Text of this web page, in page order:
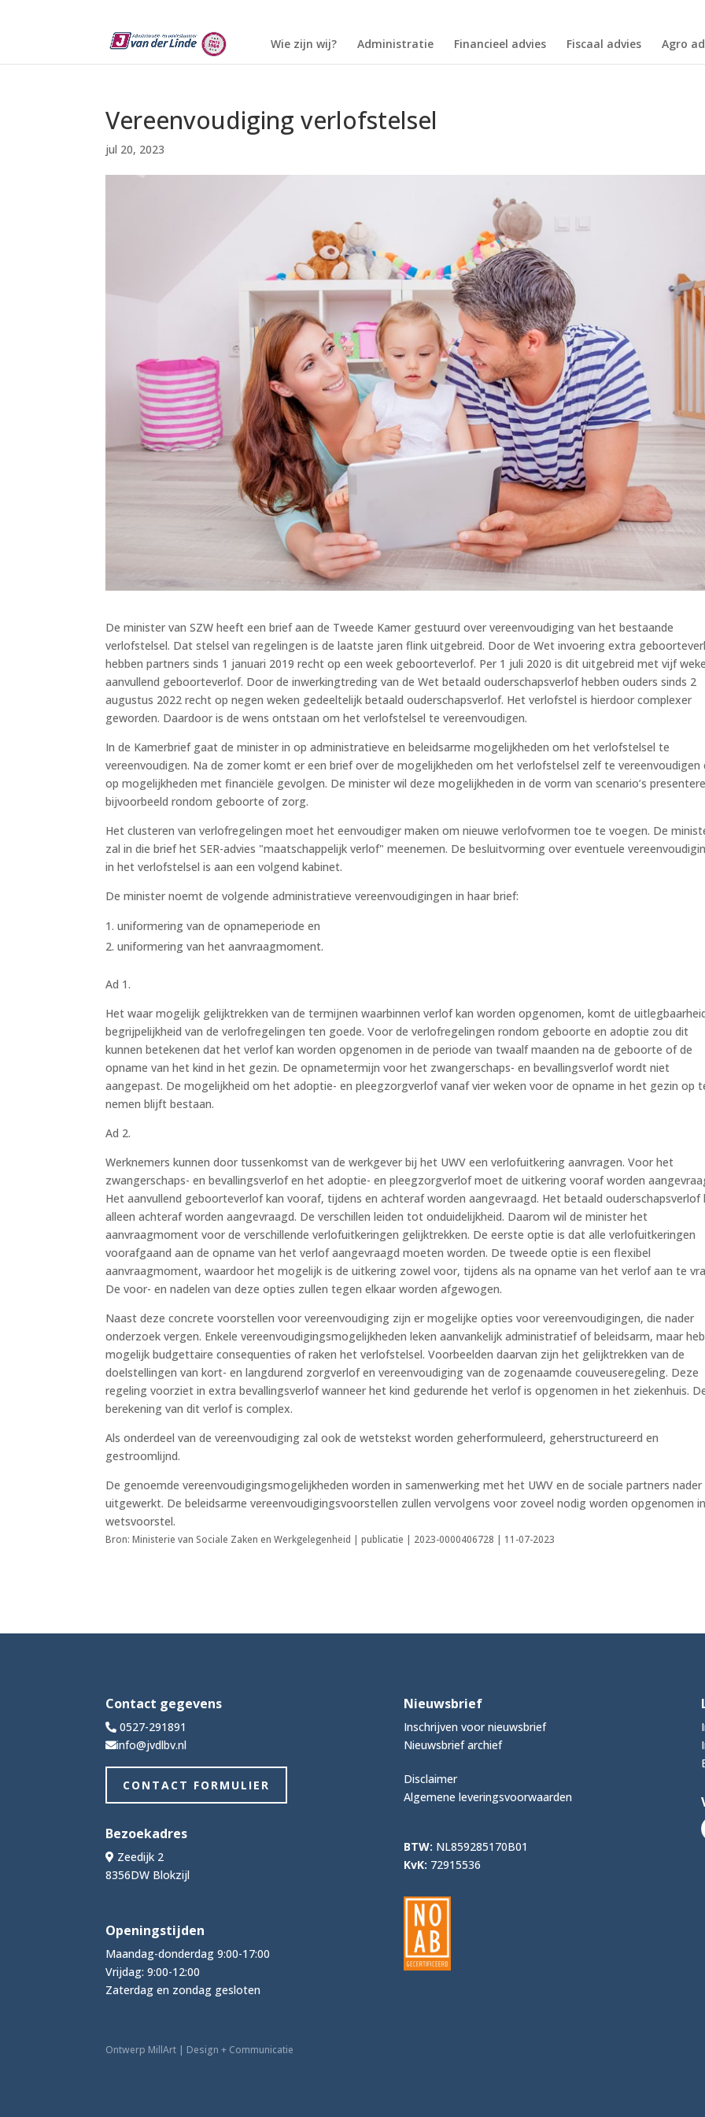
Wie zijn wij? Administratie Financieel advies Fiscaal advies Agro
Vereenvoudiging verlofstelsel
jul 20, 2023
De minister van SZW heeft een brief aan de Tweede Kamer gestuurd over vereenvoudiging van het bestaande
verlofstelsel. Dat stelsel van regelingen is de laatste jaren flink uitgebreid. Door de Wet invoering extra
hebben partners sinds 1 januari 2019 recht op een week geboorteverlof. Per 1 juli 2020 is dit uitgebreid met vijf
aanvullend geboorteverlof. Door de inwerkingtreding van de Wet betaald ouderschapsverlof hebben ouders sinds 2
augustus 2022 recht op negen weken gedeeltelijk betaald ouderschapsverlof. Het verlofstel is hierdoor complexer
geworden. Daardoor is de wens ontstaan om het verlofstelsel te vereenvoudigen.
In de Kamerbrief gaat de minister in op administratieve en beleidsarme mogelijkheden om het verlofstelsel te
vereenvoudigen. Na de zomer komt er een brief over de mogelijkheden om het verlofstelsel zelf te vereenvoudigen
op mogelijkheden met financiële gevolgen. De minister wil deze mogelijkheden in de vorm van scenario’s
bijvoorbeeld rondom geboorte of zorg.
Het clusteren van verlofregelingen moet het eenvoudiger maken om nieuwe verlofvormen toe te voegen. De
zal in die brief het SER-advies "maatschappelijk verlof" meenemen. De besluitvorming over eventuele
in het verlofstelsel is aan een volgend kabinet.
De minister noemt de volgende administratieve vereenvoudigingen in haar brief:
uniformering van de opnameperiode en
uniformering van het aanvraagmoment.
Ad 1.
Het waar mogelijk gelijktrekken van de termijnen waarbinnen verlof kan worden opgenomen, komt de
begrijpelijkheid van de verlofregelingen ten goede. Voor de verlofregelingen rondom geboorte en adoptie zou dit
kunnen betekenen dat het verlof kan worden opgenomen in de periode van twaalf maanden na de geboorte of de
opname van het kind in het gezin. De opnametermijn voor het zwangerschaps- en bevallingsverlof wordt niet
aangepast. De mogelijkheid om het adoptie- en pleegzorgverlof vanaf vier weken voor de opname in het gezin op
nemen blijft bestaan.
Ad 2.
Werknemers kunnen door tussenkomst van de werkgever bij het UWV een verlofuitkering aanvragen. Voor het
zwangerschaps- en bevallingsverlof en het adoptie- en pleegzorgverlof moet de uitkering vooraf worden
Het aanvullend geboorteverlof kan vooraf, tijdens en achteraf worden aangevraagd. Het betaald ouderschapsverlof
alleen achteraf worden aangevraagd. De verschillen leiden tot onduidelijkheid. Daarom wil de minister het
aanvraagmoment voor de verschillende verlofuitkeringen gelijktrekken. De eerste optie is dat alle verlofuitkeringen
voorafgaand aan de opname van het verlof aangevraagd moeten worden. De tweede optie is een flexibel
aanvraagmoment, waardoor het mogelijk is de uitkering zowel voor, tijdens als na opname van het verlof aan te
De voor- en nadelen van deze opties zullen tegen elkaar worden afgewogen.
Naast deze concrete voorstellen voor vereenvoudiging zijn er mogelijke opties voor vereenvoudigingen, die nader
onderzoek vergen. Enkele vereenvoudigingsmogelijkheden leken aanvankelijk administratief of beleidsarm, maar
mogelijk budgettaire consequenties of raken het verlofstelsel. Voorbeelden daarvan zijn het gelijktrekken van de
doelstellingen van kort- en langdurend zorgverlof en vereenvoudiging van de zogenaamde couveuseregeling. Deze
regeling voorziet in extra bevallingsverlof wanneer het kind gedurende het verlof is opgenomen in het ziekenhuis.
berekening van dit verlof is complex.
Als onderdeel van de vereenvoudiging zal ook de wetstekst worden geherformuleerd, geherstructureerd en
gestroomlijnd.
De genoemde vereenvoudigingsmogelijkheden worden in samenwerking met het UWV en de sociale partners nader
uitgewerkt. De beleidsarme vereenvoudigingsvoorstellen zullen vervolgens voor zoveel nodig worden opgenomen
wetsvoorstel.
Bron: Ministerie van Sociale Zaken en Werkgelegenheid | publicatie | 2023-0000406728 | 11-07-2023
Contact gegevens
0527-291891
info@jvdlbv.nl
CONTACT FORMULIER
Bezoekadres
Zeedijk 2
8356DW Blokzijl
Openingstijden
Maandag-donderdag 9:00-17:00
Vrijdag: 9:00-12:00
Zaterdag en zondag gesloten
Nieuwsbrief
Inschrijven voor nieuwsbrief
Nieuwsbrief archief
Disclaimer
Algemene leveringsvoorwaarden
BTW: NL859285170B01
KvK: 72915536
Ontwerp MillArt | Design + Communicatie